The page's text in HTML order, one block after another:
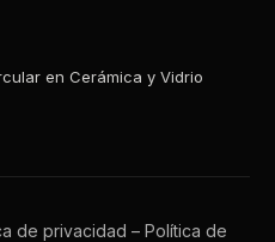
en Cerámica y Vidrio
de privacidad – Política de